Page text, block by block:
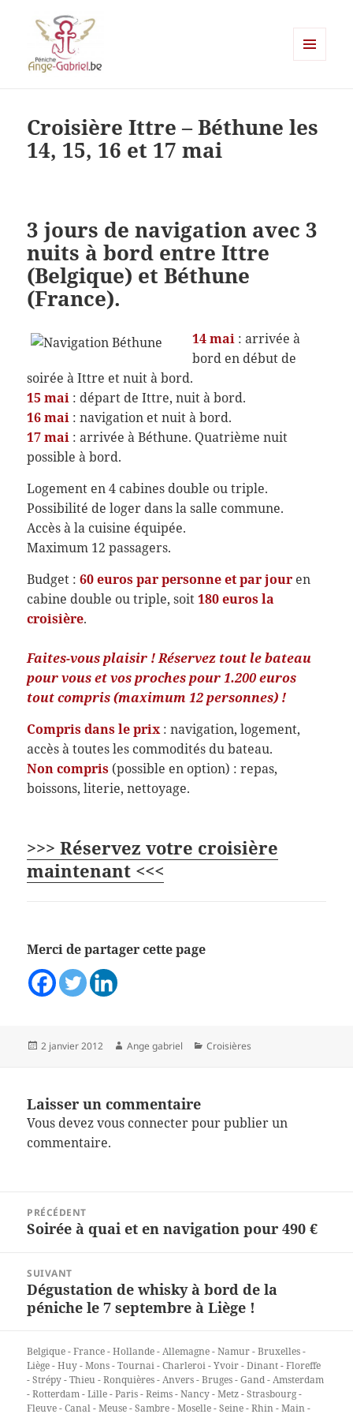
Croisière Ittre – Béthune les
14, 15, 16 et 17 mai
3 jours de navigation avec 3
nuits à bord entre Ittre
(Belgique) et Béthune
(France).
14 mai : arrivée à
bord en début de
soirée à Ittre et nuit à bord.
15 mai : départ de Ittre, nuit à bord.
16 mai : navigation et nuit à bord.
17 mai : arrivée à Béthune. Quatrième nuit
possible à bord.
Logement en 4 cabines double ou triple.
Possibilité de loger dans la salle commune.
Accès à la cuisine équipée.
Maximum 12 passagers.
Budget :60 euros par personne et par jour en
cabine double ou triple, soit180 euros la
croisière.
Faites-vous plaisir ! Réservez tout le bateau
pour vous et vos proches pour 1.200 euros
tout compris (maximum 12 personnes) !
Compris dans le prix: navigation, logement,
accès à toutes les commodités du bateau.
Non compris (possible en option) : repas,
boissons, literie, nettoyage.
>>> Réservez votre croisière
maintenant <<<
Merci de partager cette page
Publié
2 janvier 2012 Auteur
Ange gabriel Catégories
Croisières
Laisser un commentaire
Vous devezvous connecterpour publier un
commentaire.
PRÉCÉDENT
Article
Soirée à quai et en navigation pour 490 €
SUIVANT
Article
suivant :
Dégustation de whisky à bord de la
péniche le 7 septembre à Liège !
Belgique - France - Hollande - Allemagne - Namur - Bruxelles -
Liège - Huy - Mons - Tournai - Charleroi - Yvoir - Dinant - Floreffe
- Strépy - Thieu - Ronquières - Anvers - Bruges - Gand - Amsterdam
- Rotterdam - Lille - Paris - Reims - Nancy - Metz - Strasbourg -
Fleuve - Canal - Meuse - Sambre - Moselle - Seine - Rhin - Main -